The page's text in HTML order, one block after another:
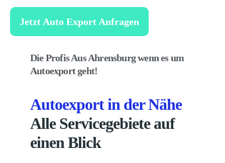
Jetzt Auto Export Anfragen
Die Profis Aus Ahrensburg wenn es um
Autoexport geht!
Autoexport in der Nähe
Alle Servicegebiete auf
einen Blick